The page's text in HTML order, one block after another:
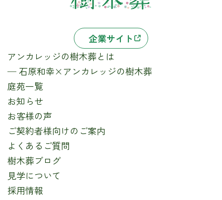
企業サイト
アンカレッジの樹木葬とは
─ 石原和幸×アンカレッジの樹木葬
庭苑一覧
お知らせ
お客様の声
ご契約者様向けのご案内
よくあるご質問
樹木葬ブログ
見学について
採用情報